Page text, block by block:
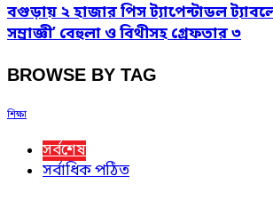
বগুড়ায় ২ হাজার পিস ট্যাপেন্টাডল
সম্রাজ্ঞী’ বেহুলা ও বিথীসহ গ্রেফতার ৩
BROWSE BY TAG
শিক্ষা
সর্বশেষ
সর্বাধিক পঠিত